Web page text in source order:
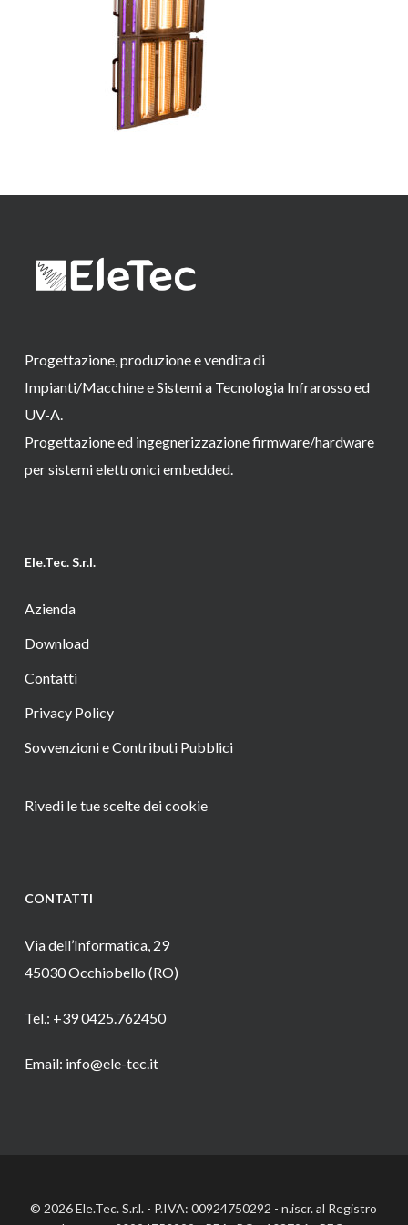
Progettazione, produzione e vendita di
Impianti/Macchine e Sistemi a Tecnologia Infrarosso ed
UV-A.
Progettazione ed ingegnerizzazione firmware/hardware
per sistemi elettronici embedded.
Ele.Tec. S.r.l.
Azienda
Download
Contatti
Privacy Policy
Sovvenzioni e Contributi Pubblici
Rivedi le tue scelte dei cookie
CONTATTI
Via dell’Informatica, 29
45030 Occhiobello (RO)
Tel.: +39 0425.762450
Email: info@ele-tec.it
© 2026 Ele.Tec. S.r.l. - P.IVA: 00924750292 - n.iscr. al Registro